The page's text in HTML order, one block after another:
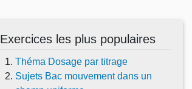
Exercices les plus populaires
Théma Dosage par titrage
Sujets Bac mouvement dans un